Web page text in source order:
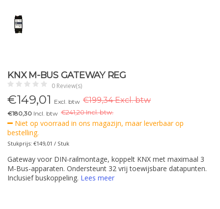
KNX M-BUS GATEWAY REG
0 Review(s)
€149,01 Excl. btw €199,34 Excl. btw
€180,30 Incl. btw €241,20 Incl. btw.
Niet op voorraad in ons magazijn, maar leverbaar op
bestelling.
Stukprijs: €149,01 / Stuk
Gateway voor DIN-railmontage, koppelt KNX met maximaal 3
M-Bus-apparaten. Ondersteunt 32 vrij toewijsbare datapunten.
Inclusief buskoppeling. Lees meer